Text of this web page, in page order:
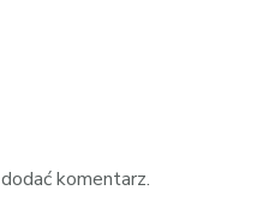
komentarz.